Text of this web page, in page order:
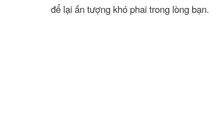
để lại ấn tượng khó phai trong lòng bạn.